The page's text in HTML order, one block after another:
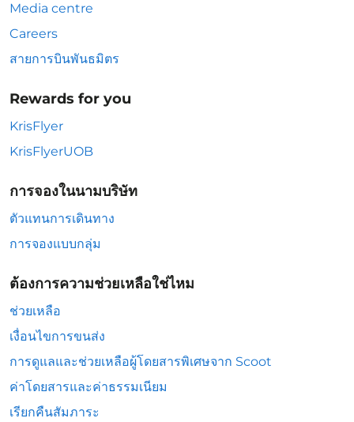
Media centre
Careers
สายการบินพันธมิตร
Rewards for you
KrisFlyer
KrisFlyerUOB
การจองในนามบริษัท
ตัวแทนการเดินทาง
การจองแบบกลุ่ม
ต้องการความช่วยเหลือใช่ไหม
ช่วยเหลือ
เงื่อนไขการขนส่ง
การดูแลและช่วยเหลือผู้โดยสารพิเศษจาก Scoot
ค่าโดยสารและค่าธรรมเนียม
เรียกคืนสัมภาระ